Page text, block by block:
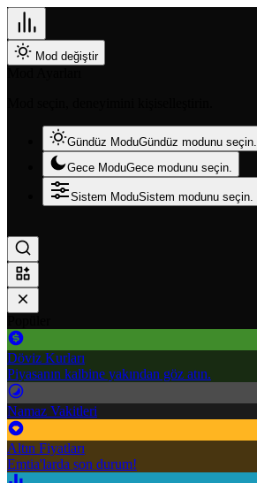
Mod değiştir
Gündüz ModuGündüz modunu seçin.
Gece ModuGece modunu seçin.
Sistem ModuSistem modunu seçin.
Döviz Kurları
Piyasanın kalbine yakından göz atın.
Namaz Vakitleri
Altın Fiyatları
Emtia'larda son durum!